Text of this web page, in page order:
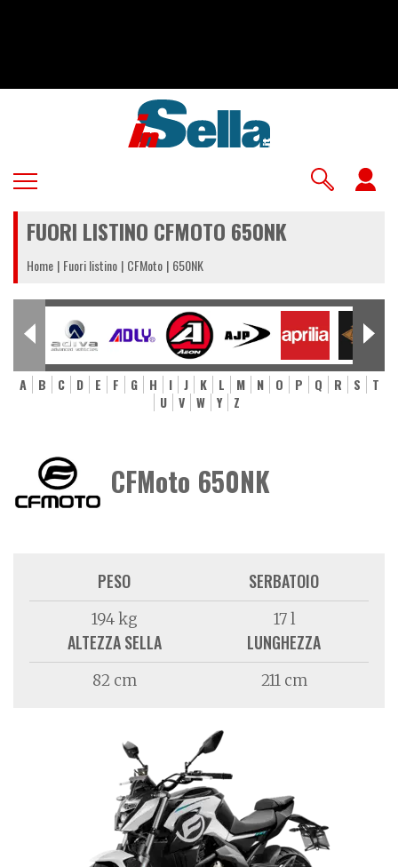
FUORI LISTINO CFMOTO 650NK
Home Fuori listino CFMoto 650NK
A B C D E F G H I J K L M N O P Q R S
T
U
V W Y Z
CFMoto 650NK
PESO
194 kg
SERBATOIO
17 l
ALTEZZA SELLA
82 cm
LUNGHEZZA
211 cm